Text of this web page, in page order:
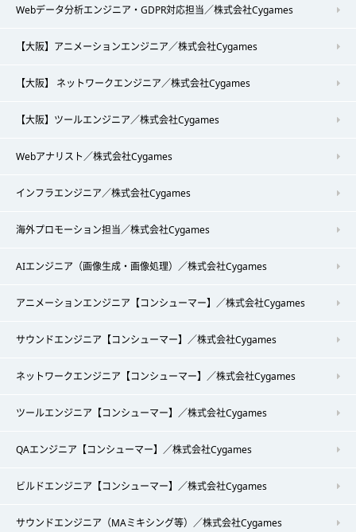
Webデータ分析エンジニア・GDPR対応担当／株式会社Cygames
【大阪】アニメーションエンジニア／株式会社Cygames
【大阪】 ネットワークエンジニア／株式会社Cygames
【大阪】ツールエンジニア／株式会社Cygames
Webアナリスト／株式会社Cygames
インフラエンジニア／株式会社Cygames
海外プロモーション担当／株式会社Cygames
AIエンジニア（画像生成・画像処理）／株式会社Cygames
アニメーションエンジニア【コンシューマー】／株式会社Cygames
サウンドエンジニア【コンシューマー】／株式会社Cygames
ネットワークエンジニア【コンシューマー】／株式会社Cygames
ツールエンジニア【コンシューマー】／株式会社Cygames
QAエンジニア【コンシューマー】／株式会社Cygames
ビルドエンジニア【コンシューマー】／株式会社Cygames
サウンドエンジニア（MAミキシング等）／株式会社Cygames